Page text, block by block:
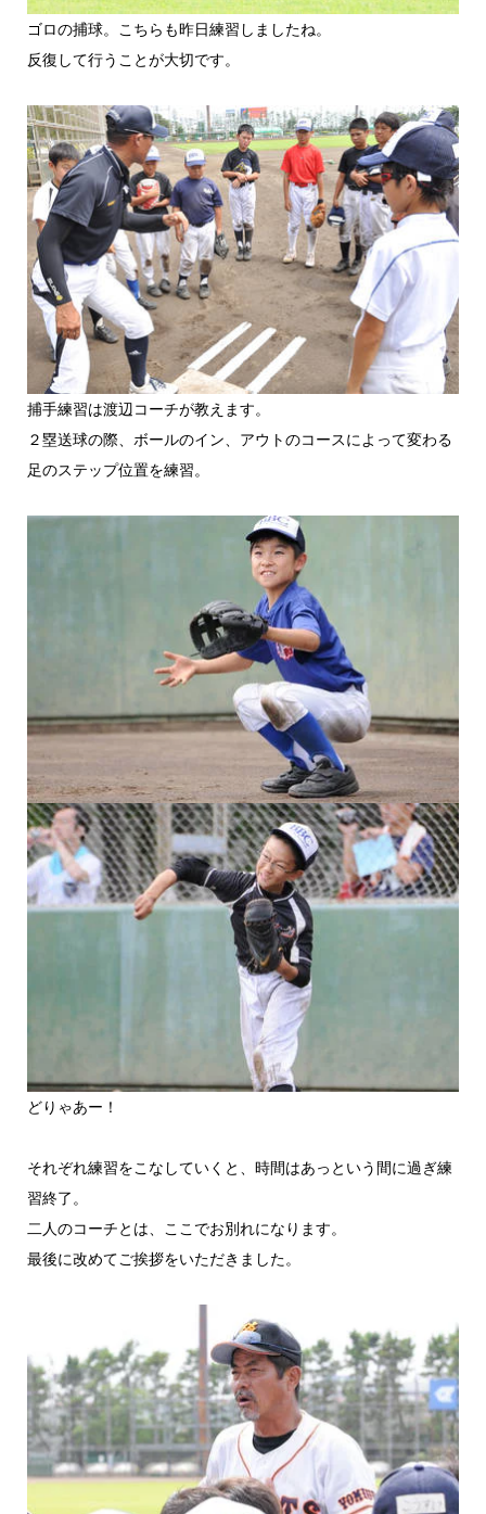
ゴロの捕球。こちらも昨日練習しましたね。
反復して行うことが大切です。
捕手練習は渡辺コーチが教えます。
２塁送球の際、ボールのイン、アウトのコースによって変わる
足のステップ位置を練習。
どりゃあー！
それぞれ練習をこなしていくと、時間はあっという間に過ぎ練
習終了。
二人のコーチとは、ここでお別れになります。
最後に改めてご挨拶をいただきました。